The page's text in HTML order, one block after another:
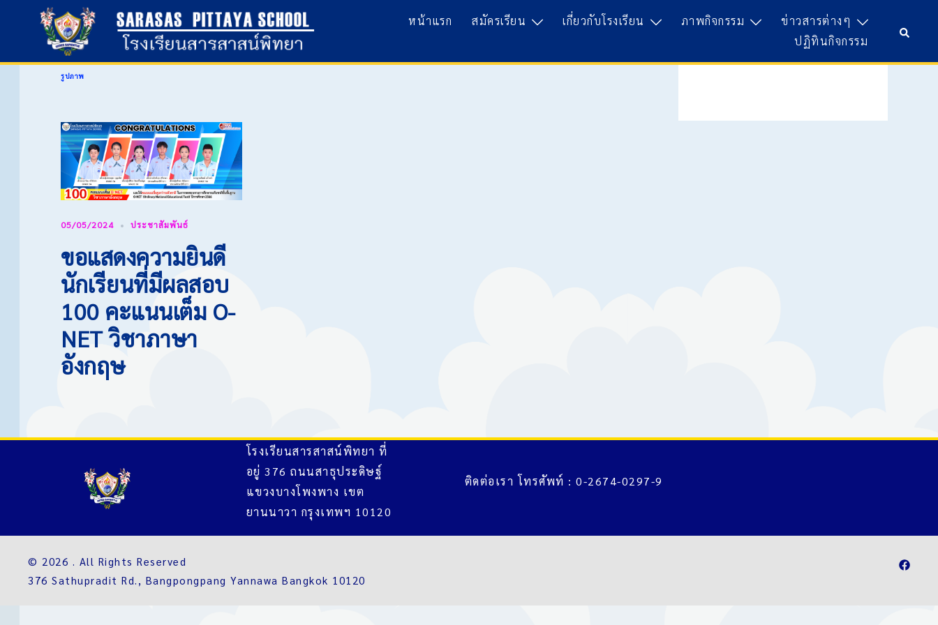
หน้าแรก สมัครเรียน เกี่ยวกับโรงเรียน ภาพกิจกรรม
ข่าวสารต่างๆ
ปฏิทินกิจกรรม
Search
รูปภาพ
05/05/2024 ประชาสัมพันธ์
ขอแสดงความยินดี
นักเรียนที่มีผลสอบ
100 คะแนนเต็ม O-
NET วิชาภาษา
อังกฤษ
โรงเรียนสารสาสน์พิทยา ที่
อยู่ 376 ถนนสาธุประดิษฐ์
แขวงบางโพงพาง เขต
ยานนาวา กรุงเทพฯ 10120
ติดต่อเรา โทรศัพท์ : 0-2674-0297-9
© 2026 . All Rights Reserved
376 Sathupradit Rd., Bangpongpang Yannawa Bangkok 10120